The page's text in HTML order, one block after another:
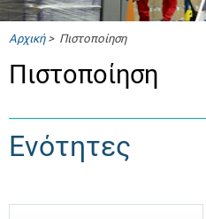
Αρχική> Πιστοποίηση
Πιστοποίηση
Ενότητες